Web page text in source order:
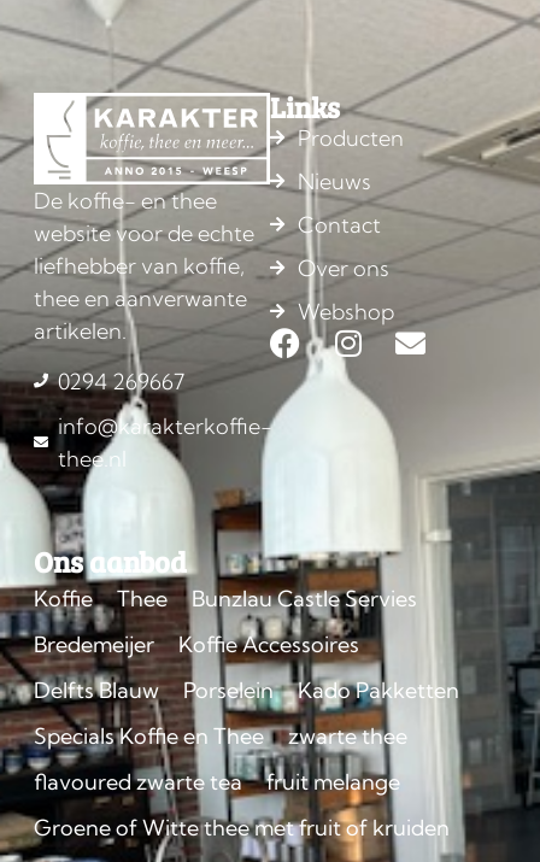
De koffie- en thee
website voor de echte
liefhebber van koffie,
thee en aanverwante
artikelen.
0294 269667
info@karakterkoffie-
thee.nl
Links
Producten
Nieuws
Contact
Over ons
Webshop
Ons aanbod
Koffie Thee
Bunzlau Castle Servies
Bredemeijer
Koffie Accessoires
Delfts Blauw
Porselein
Kado Pakketten
Specials Koffie en Thee
zwarte thee
flavoured zwarte tea
fruit melange
Groene of Witte thee met fruit of kruiden